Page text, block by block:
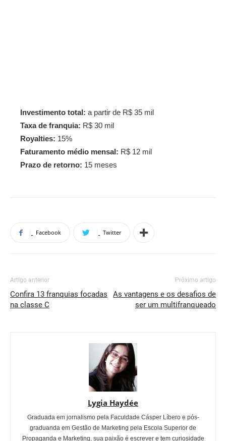
Investimento total: a partir de R$ 35 mil
Taxa de franquia: R$ 30 mil
Royalties: 15%
Faturamento médio mensal: R$ 12 mil
Prazo de retorno: 15 meses
Facebook Twitter
Artigo anterior
Confira 13 franquias focadas
na classe C
Próximo artigo
As vantagens e os desafios de
ser um multifranqueado
Lygia Haydée
Graduada em jornalismo pela Faculdade Cásper Líbero e pós-
graduanda em Gestão de Marketing pela Escola Superior de
Propaganda e Marketing, sua paixão é escrever e tem curiosidade